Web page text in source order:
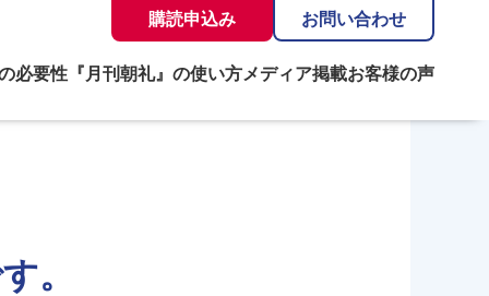
購読申込み お問い合わせ
必要性 『月刊朝礼』の使い方メディア掲載お客様の声
。